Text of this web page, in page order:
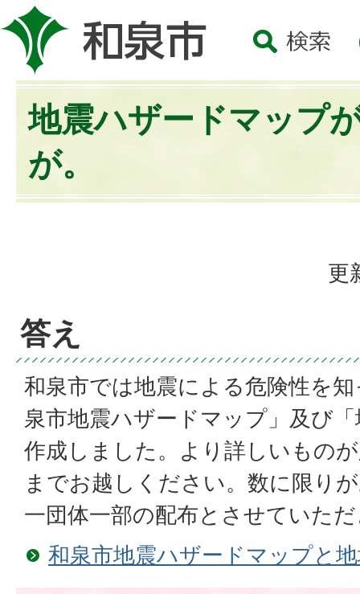
地震ハザードマップ
が。
更
答え
和泉市では地震による危険性を
泉市地震ハザードマップ」及び
作成しました。より詳しいもの
までお越しください。数に限り
一団体一部の配布とさせていた
和泉市地震ハザードマップと